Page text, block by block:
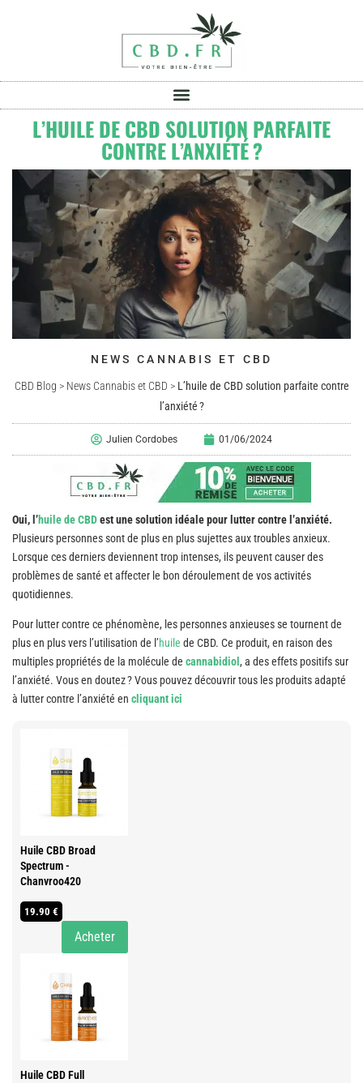
L’HUILE DE CBD SOLUTION PARFAITE
CONTRE L’ANXIÉTÉ ?
NEWS CANNABIS ET CBD
CBD Blog > News Cannabis et CBD > L’huile de CBD solution parfaite contre
l’anxiété ?
Julien Cordobes 01/06/2024
Oui, l’huile de CBDest une solution idéale pour lutter contre l’anxiété.
Plusieurs personnes sont de plus en plus sujettes aux troubles anxieux.
Lorsque ces derniers deviennent trop intenses, ils peuvent causer des
problèmes de santé et affecter le bon déroulement de vos activités
quotidiennes.
Pour lutter contre ce phénomène, les personnes anxieuses se tournent de
plus en plus vers l’utilisation de l’huile de CBD. Ce produit, en raison des
multiples propriétés de la molécule de cannabidiol , a des effets positifs sur
l’anxiété. Vous en doutez ? Vous pouvez découvrir tous les produits adapté
à lutter contre l’anxiété en cliquant ici
Huile CBD Broad
Spectrum -
Chanvroo420
19.90 €
Acheter
Huile CBD Full